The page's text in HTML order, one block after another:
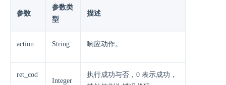
参数
参数类
型
描述
action String 响应动作。
ret_cod
Integer
执行成功与否，0 表示成功，